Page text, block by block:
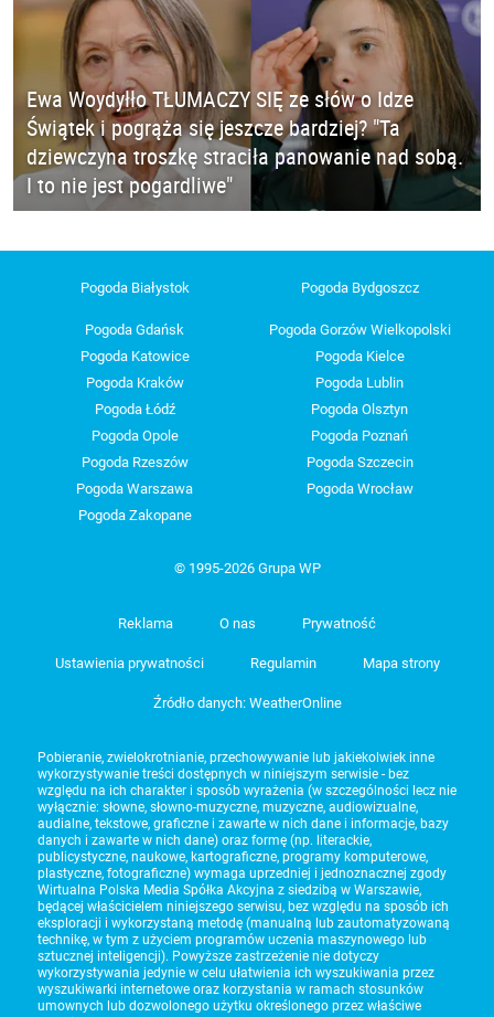
Ewa Woydyłło TŁUMACZY SIĘ ze słów o Idze
Świątek i pogrąża się jeszcze bardziej? "Ta
dziewczyna troszkę straciła panowanie nad sobą.
I to nie jest pogardliwe"
Pogoda Białystok Pogoda Bydgoszcz
Pogoda Gdańsk
Pogoda Gorzów Wielkopolski
Pogoda Katowice
Pogoda Kielce
Pogoda Kraków
Pogoda Lublin
Pogoda Łódź
Pogoda Olsztyn
Pogoda Opole
Pogoda Poznań
Pogoda Rzeszów
Pogoda Szczecin
Pogoda Warszawa
Pogoda Wrocław
Pogoda Zakopane
© 1995-2026 Grupa WP
Reklama O nas Prywatność
Ustawienia prywatności Regulamin Mapa strony
Źródło danych: WeatherOnline
Pobieranie, zwielokrotnianie, przechowywanie lub jakiekolwiek inne
wykorzystywanie treści dostępnych w niniejszym serwisie - bez
względu na ich charakter i sposób wyrażenia (w szczególności lecz nie
wyłącznie: słowne, słowno-muzyczne, muzyczne, audiowizualne,
audialne, tekstowe, graficzne i zawarte w nich dane i informacje, bazy
danych i zawarte w nich dane) oraz formę (np. literackie,
publicystyczne, naukowe, kartograficzne, programy komputerowe,
plastyczne, fotograficzne) wymaga uprzedniej i jednoznacznej zgody
Wirtualna Polska Media Spółka Akcyjna z siedzibą w Warszawie,
będącej właścicielem niniejszego serwisu, bez względu na sposób ich
eksploracji i wykorzystaną metodę (manualną lub zautomatyzowaną
technikę, w tym z użyciem programów uczenia maszynowego lub
sztucznej inteligencji). Powyższe zastrzeżenie nie dotyczy
wykorzystywania jedynie w celu ułatwienia ich wyszukiwania przez
wyszukiwarki internetowe oraz korzystania w ramach stosunków
umownych lub dozwolonego użytku określonego przez właściwe